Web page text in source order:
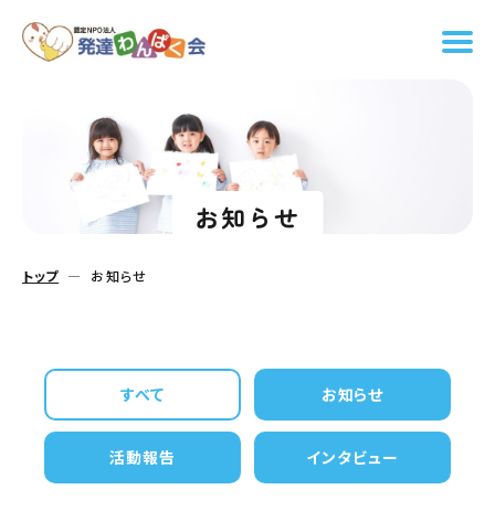
お知らせ
トップ お知らせ
すべて お知らせ
活動報告 インタビュー